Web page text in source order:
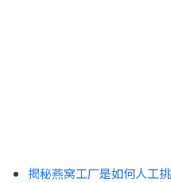
揭秘燕窝工厂是如何人工